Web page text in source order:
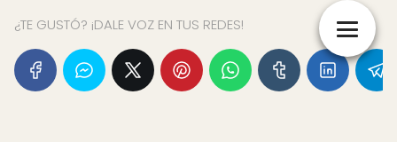
¿TE GUSTÓ? ¡DALE VOZ EN TUS REDES!